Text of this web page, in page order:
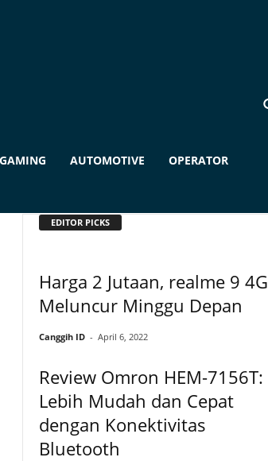
GAMING AUTOMOTIVE OPERATOR
EDITOR PICKS
Harga 2 Jutaan, realme 9 4G
Meluncur Minggu Depan
Canggih ID - April 6, 2022
Review Omron HEM-7156T:
Lebih Mudah dan Cepat
dengan Konektivitas
Bluetooth